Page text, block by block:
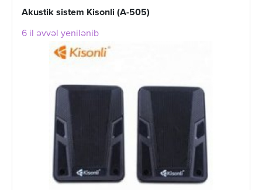
Akustik sistem Kisonli (A-505)
6 il əvvəl yenilənib